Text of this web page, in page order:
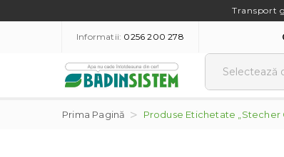
Transport
Informatii: 0256 200 278
Prima Pagină Produse Etichetate „stecher